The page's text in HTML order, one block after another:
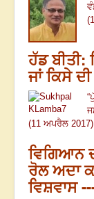
ਹੱਡ ਬੀਤੀ:
ਜਾਂ ਕਿਸੇ
(11 ਅਪਰੈਲ 2017)
ਵਿਗਿਆਨ
ਰੋਲ ਅਦਾ
ਵਿਸ਼ਵਾਸ